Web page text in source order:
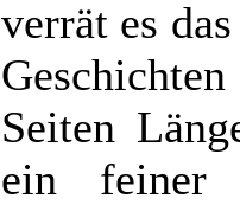
verrät es
Seiten
ein feiner